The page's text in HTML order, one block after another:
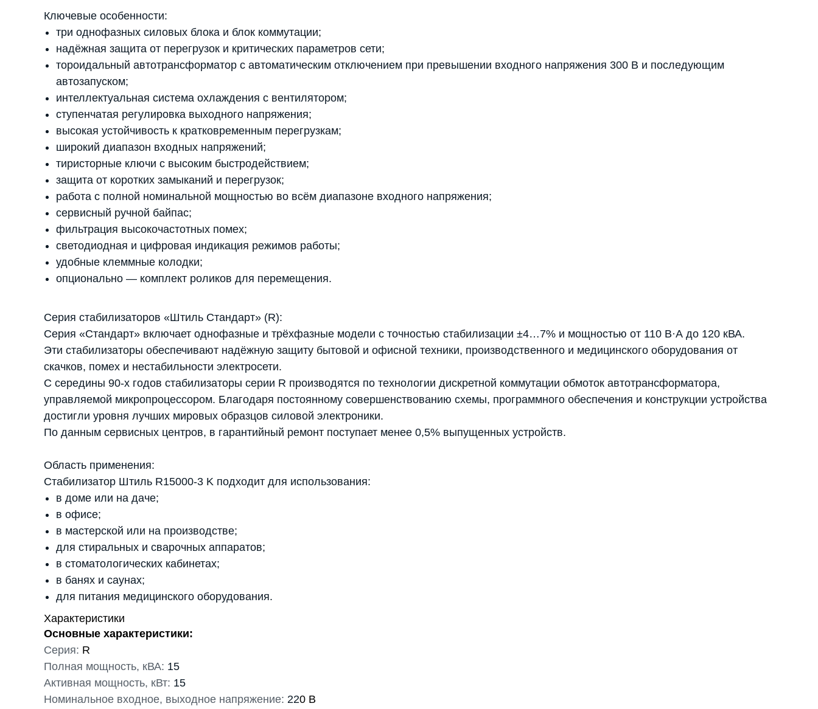
Ключевые особенности:
три однофазных силовых блока и блок коммутации;
надёжная защита от перегрузок и критических параметров сети;
тороидальный автотрансформатор с автоматическим отключением при превышении входного напряжения 300 В и последующим
автозапуском;
интеллектуальная система охлаждения с вентилятором;
ступенчатая регулировка выходного напряжения;
высокая устойчивость к кратковременным перегрузкам;
широкий диапазон входных напряжений;
тиристорные ключи с высоким быстродействием;
защита от коротких замыканий и перегрузок;
работа с полной номинальной мощностью во всём диапазоне входного напряжения;
сервисный ручной байпас;
фильтрация высокочастотных помех;
светодиодная и цифровая индикация режимов работы;
удобные клеммные колодки;
опционально — комплект роликов для перемещения.
Серия стабилизаторов «Штиль Стандарт» (R):
Серия «Стандарт» включает однофазные и трёхфазные модели с точностью стабилизации ±4…7% и мощностью от 110 В·А до 120 кВА.
Эти стабилизаторы обеспечивают надёжную защиту бытовой и офисной техники, производственного и медицинского оборудования от
скачков, помех и нестабильности электросети.
С середины 90-х годов стабилизаторы серии R производятся по технологии дискретной коммутации обмоток автотрансформатора,
управляемой микропроцессором. Благодаря постоянному совершенствованию схемы, программного обеспечения и конструкции устройства
достигли уровня лучших мировых образцов силовой электроники.
По данным сервисных центров, в гарантийный ремонт поступает менее 0,5% выпущенных устройств.
Область применения:
Стабилизатор Штиль R15000-3 K подходит для использования:
в доме или на даче;
в офисе;
в мастерской или на производстве;
для стиральных и сварочных аппаратов;
в стоматологических кабинетах;
в банях и саунах;
для питания медицинского оборудования.
Характеристики
Основные характеристики:
Серия: R
Полная мощность, кВА: 15
Активная мощность, кВт: 15
Номинальное входное, выходное напряжение: 220 В